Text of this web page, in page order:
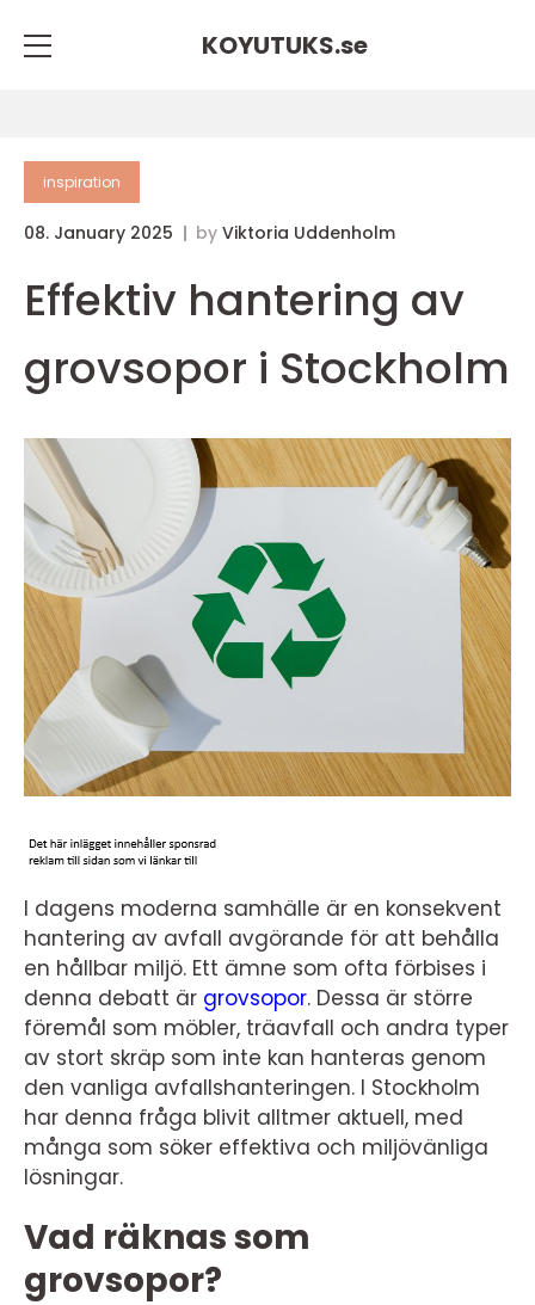
KOYUTUKS.se
inspiration
08. January 2025 by Viktoria Uddenholm
Effektiv hantering av
grovsopor i Stockholm
I dagens moderna samhälle är en konsekvent
hantering av avfall avgörande för att behålla
en hållbar miljö. Ett ämne som ofta förbises i
denna debatt är grovsopor. Dessa är större
föremål som möbler, träavfall och andra typer
av stort skräp som inte kan hanteras genom
den vanliga avfallshanteringen. I Stockholm
har denna fråga blivit alltmer aktuell, med
många som söker effektiva och miljövänliga
lösningar.
Vad räknas som
grovsopor?